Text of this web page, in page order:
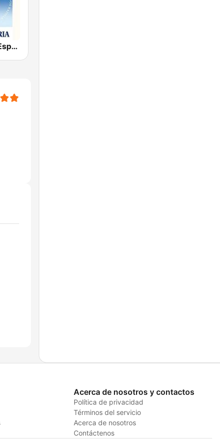
Radio María España
Acerca de nosotros y contactos
Política de privacidad
Términos del servicio
Acerca de nosotros
Contáctenos